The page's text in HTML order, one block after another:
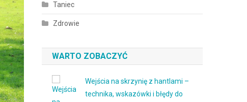
Taniec
Zdrowie
WARTO ZOBACZYĆ
Wejścia na skrzynię z hantlami –
technika, wskazówki i błędy do